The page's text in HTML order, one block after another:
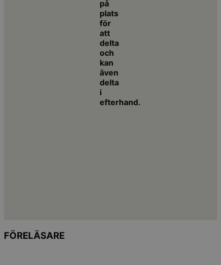
på
plats
för
att
delta
och
kan
även
delta
i
efterhand.
FÖRELÄSARE